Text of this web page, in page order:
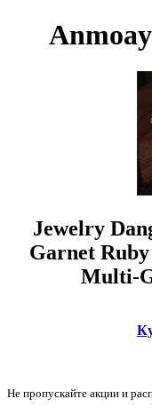
Jewelry
Garnet
Multi-
Не пропускайте акции и